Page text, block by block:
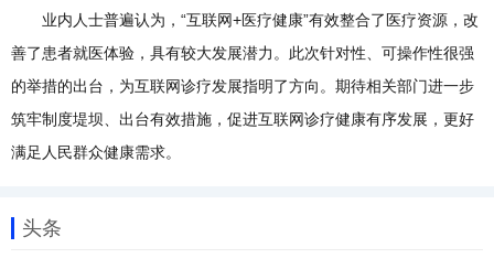
业内人士普遍认为，“互联网+医疗健康”有效整合了医疗资源，改
善了患者就医体验，具有较大发展潜力。此次针对性、可操作性很强
的举措的出台，为互联网诊疗发展指明了方向。期待相关部门进一步
筑牢制度堤坝、出台有效措施，促进互联网诊疗健康有序发展，更好
满足人民群众健康需求。
头条